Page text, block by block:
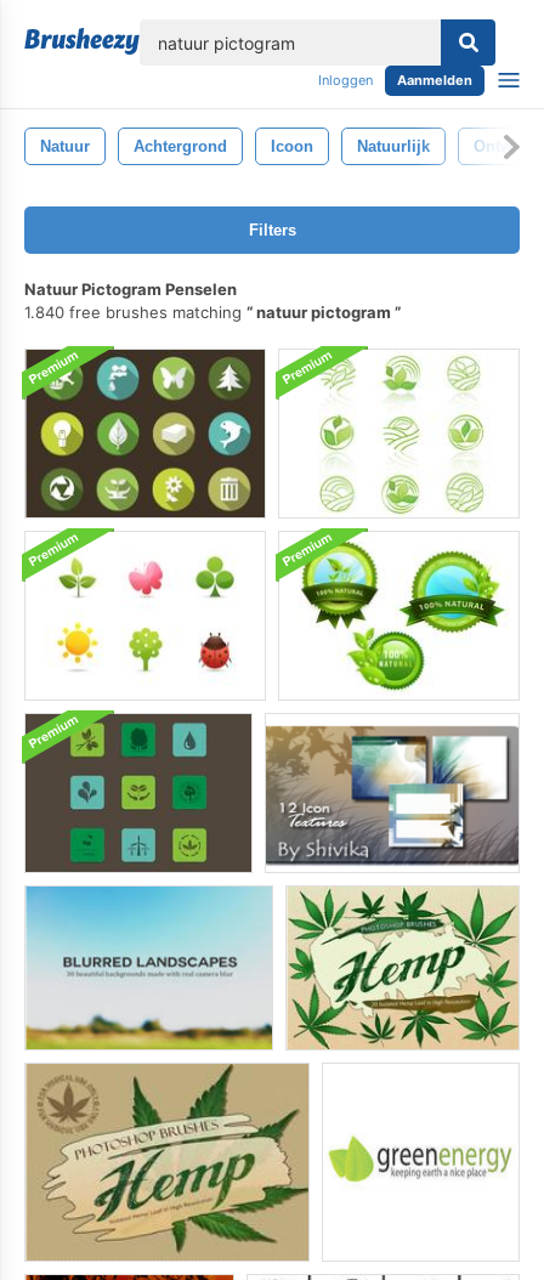
Inloggen Aanmelden
Natuur Achtergrond Icoon Natuurlijk Ontwerp
Filters
Natuur Pictogram Penselen
1.840 free brushes matching
natuur pictogram